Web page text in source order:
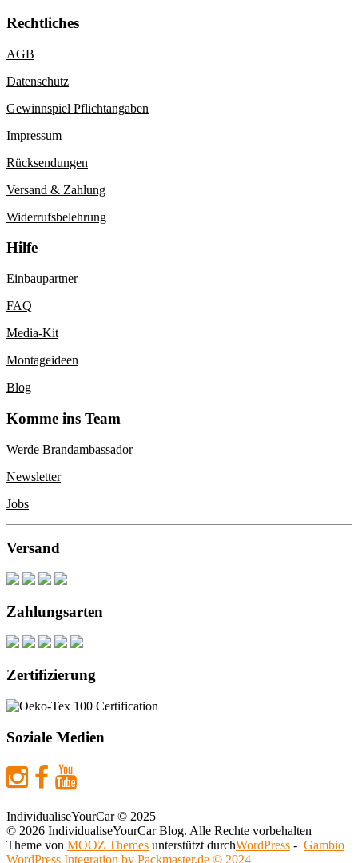
Rechtliches
AGB
Datenschutz
Gewinnspiel Pflichtangaben
Impressum
Rücksendungen
Versand & Zahlung
Widerrufsbelehrung
Hilfe
Einbaupartner
FAQ
Media-Kit
Montageideen
Blog
Komme ins Team
Werde Brandambassador
Newsletter
Jobs
Versand
Zahlungsarten
Zertifizierung
Soziale Medien
IndividualiseYourCar © 2025
© 2026 IndividualiseYourCar Blog. Alle Rechte vorbehalten
Theme von MOOZ Themes unterstützt durchWordPress - Gambio
WordPress Integration by Packmaster.de © 2024